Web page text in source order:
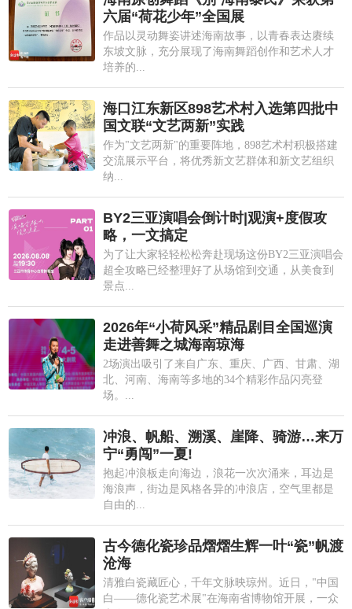
六届“荷花少年”全国展
作品以灵动舞姿讲述海南故事，以青春表达赓续
东坡文脉，充分展现了海南舞蹈创作和艺术人才
培养的...
海口江东新区898艺术村入选第四批中
国文联“文艺两新”实践
作为"文艺两新"的重要阵地，898艺术村积极搭建
交流展示平台，将优秀新文艺群体和新文艺组织
纳...
BY2三亚演唱会倒计时|观演+度假攻
略，一文搞定
为了让大家轻轻松松奔赴现场这份BY2三亚演唱会
超全攻略已经整理好了从场馆到交通，从美食到
景点...
2026年“小荷风采”精品剧目全国巡演
走进善舞之城海南琼海
2场演出吸引了来自广东、重庆、广西、甘肃、湖
北、河南、海南等多地的34个精彩作品闪亮登
场。...
冲浪、帆船、溯溪、崖降、骑游…来万
宁“勇闯”一夏!
抱起冲浪板走向海边，浪花一次次涌来，耳边是
海浪声，街边是风格各异的冲浪店，空气里都是
自由的...
古今德化瓷珍品熠熠生辉一叶“瓷”帆渡
沧海
清雅白瓷藏匠心，千年文脉映琼州。近日，"中国
白——德化瓷艺术展"在海南省博物馆开展，一众